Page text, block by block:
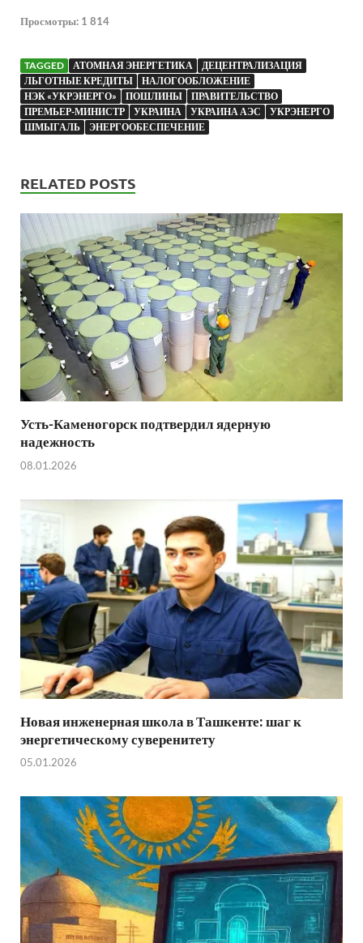
Просмотры: 1 814
TAGGED АТОМНАЯ ЭНЕРГЕТИКА
ДЕЦЕНТРАЛИЗАЦИЯ
ЛЬГОТНЫЕ КРЕДИТЫ
НАЛОГООБЛОЖЕНИЕ
НЭК «УКРЭНЕРГО»
ПОШЛИНЫ
ПРАВИТЕЛЬСТВО
ПРЕМЬЕР-МИНИСТР
УКРАИНА УКРАИНА АЭС
УКРЭНЕРГО
ШМЫГАЛЬ
ЭНЕРГООБЕСПЕЧЕНИЕ
RELATED POSTS
Усть-Каменогорск подтвердил ядерную
надежность
08.01.2026
Новая инженерная школа в Ташкенте: шаг к
энергетическому суверенитету
05.01.2026